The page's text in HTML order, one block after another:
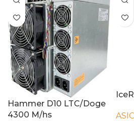
Hammer D10 LTC/Doge
4300 M/hs